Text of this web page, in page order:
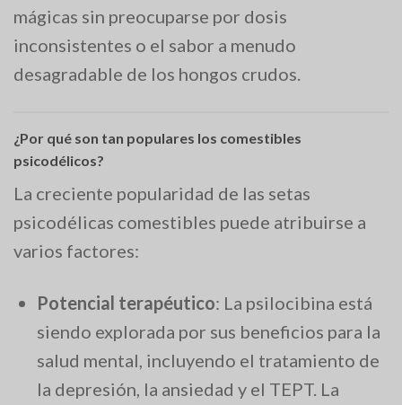
mágicas sin preocuparse por dosis
inconsistentes o el sabor a menudo
desagradable de los hongos crudos.
¿Por qué son tan populares los comestibles
psicodélicos?
La creciente popularidad de las setas
psicodélicas comestibles puede atribuirse a
varios factores:
Potencial terapéutico: La psilocibina está
siendo explorada por sus beneficios para la
salud mental, incluyendo el tratamiento de
la depresión, la ansiedad y el TEPT. La